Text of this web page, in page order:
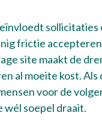
sollicitaties
frictie
site maakt de
al moeite kost. Als
voor de
wél soepel draait.